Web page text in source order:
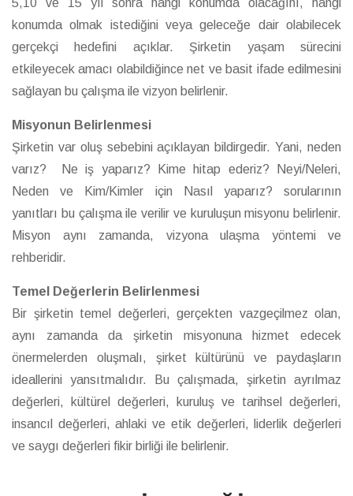
5,10 ve 15 yıl sonra hangi konumda olacağını, hangi
konumda olmak istediğini veya geleceğe dair olabilecek
gerçekçi hedefini açıklar. Şirketin yaşam sürecini
etkileyecek amacı olabildiğince net ve basit ifade edilmesini
sağlayan bu çalışma ile vizyon belirlenir.
Misyonun Belirlenmesi
Şirketin var oluş sebebini açıklayan bildirgedir. Yani, neden
varız? Ne iş yaparız? Kime hitap ederiz? Neyi/Neleri,
Neden ve Kim/Kimler için Nasıl yaparız? sorularının
yanıtları bu çalışma ile verilir ve kuruluşun misyonu belirlenir.
Misyon aynı zamanda, vizyona ulaşma yöntemi ve
rehberidir.
Temel Değerlerin Belirlenmesi
Bir şirketin temel değerleri, gerçekten vazgeçilmez olan,
aynı zamanda da şirketin misyonuna hizmet edecek
önermelerden oluşmalı, şirket kültürünü ve paydaşların
ideallerini yansıtmalıdır. Bu çalışmada, şirketin ayrılmaz
değerleri, kültürel değerleri, kuruluş ve tarihsel değerleri,
insancıl değerleri, ahlaki ve etik değerleri, liderlik değerleri
ve saygı değerleri fikir birliği ile belirlenir.